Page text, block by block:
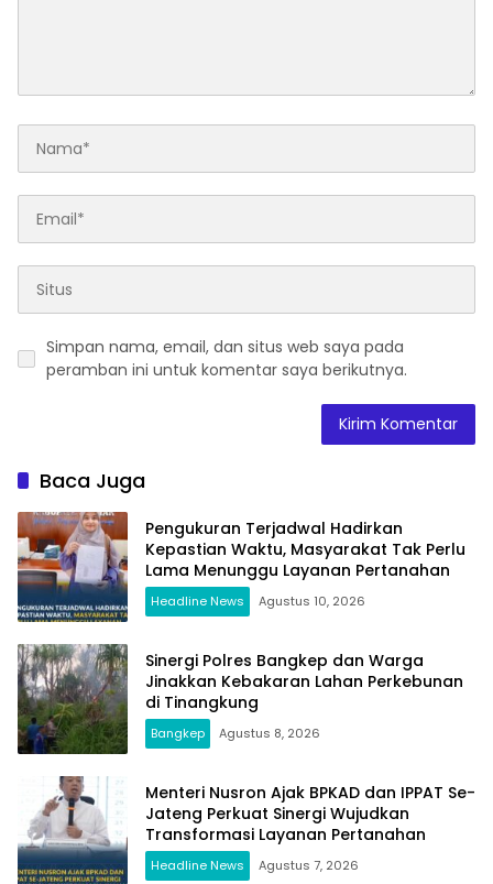
Simpan nama, email, dan situs web saya pada
peramban ini untuk komentar saya berikutnya.
Baca Juga
Pengukuran Terjadwal Hadirkan
Kepastian Waktu, Masyarakat Tak Perlu
Lama Menunggu Layanan Pertanahan
Headline News Agustus 10, 2026
Sinergi Polres Bangkep dan Warga
Jinakkan Kebakaran Lahan Perkebunan
di Tinangkung
Bangkep Agustus 8, 2026
Menteri Nusron Ajak BPKAD dan IPPAT Se-
Jateng Perkuat Sinergi Wujudkan
Transformasi Layanan Pertanahan
Headline News Agustus 7, 2026